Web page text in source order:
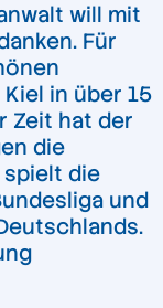
will mit
Für
in über 15
Zeit hat der
die
spielt die
und